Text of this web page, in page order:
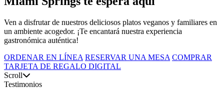
Ven a disfrutar de nuestros deliciosos platos veganos y familiares en
un ambiente acogedor. ¡Te encantará nuestra experiencia
gastronómica auténtica!
ORDENAR EN LÍNEA RESERVAR UNA MESA COMPRAR
TARJETA DE REGALO DIGITAL
Scroll
Testimonios